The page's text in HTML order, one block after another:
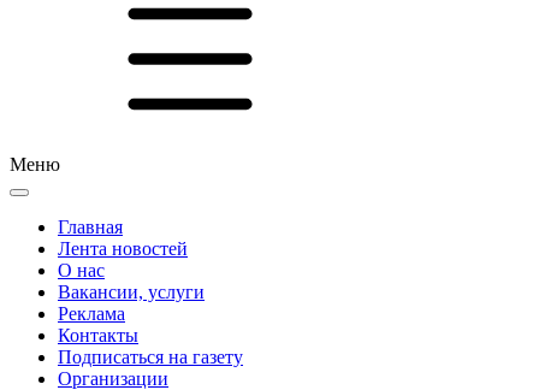
Меню
Главная
Лента новостей
О нас
Вакансии, услуги
Реклама
Контакты
Подписаться на газету
Организации